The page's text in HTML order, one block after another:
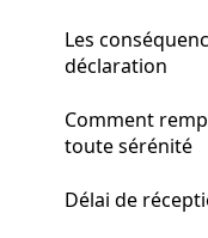
Les
déclaration
Comment
toute sérénité
Délai de